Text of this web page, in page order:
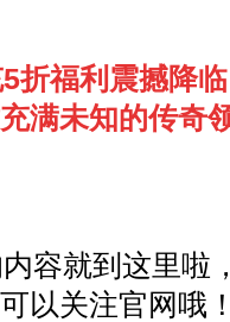
折福利震撼降
满未知的传奇
容就到这里啦
以关注官网哦